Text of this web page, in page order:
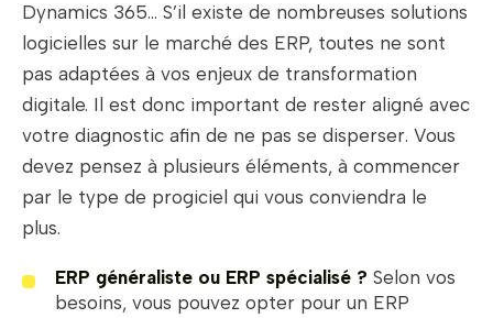
Dynamics 365… S’il existe de nombreuses solutions
logicielles sur le marché des ERP, toutes ne sont
pas adaptées à vos enjeux de transformation
digitale. Il est donc important de rester aligné avec
votre diagnostic afin de ne pas se disperser. Vous
devez pensez à plusieurs éléments, à commencer
par le type de progiciel qui vous conviendra le
plus.
ERP généraliste ou ERP spécialisé ? Selon vos
besoins, vous pouvez opter pour un ERP